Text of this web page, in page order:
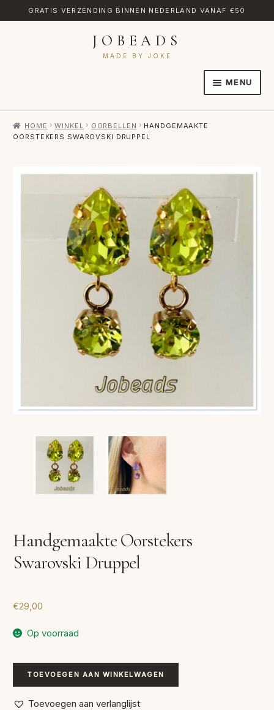
GRATIS VERZENDING BINNEN NEDERLAND VANAF €50
JOBEADS
MADE BY JOKE
MENU
AFREKENEN
MIJN ACCOUNT
RETOURNEREN
VERZENDKOSTEN
VOLG BESTELLING
HOME WINKEL OORBELLEN
HANDGEMAAKTE
OORSTEKERS SWAROVSKI DRUPPEL
Handgemaakte Oorstekers
Swarovski Druppel
€29,00
Op voorraad
Handgemaakte
Oorstekers
Swarovski
TOEVOEGEN AAN WINKELWAGEN
Toevoegen aan verlanglijst